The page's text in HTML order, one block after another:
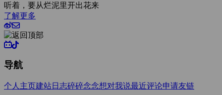
听着，要从烂泥里开出花来
了解更多
导航
个人主页建站日志碎碎念念想对我说最近评论申请友链